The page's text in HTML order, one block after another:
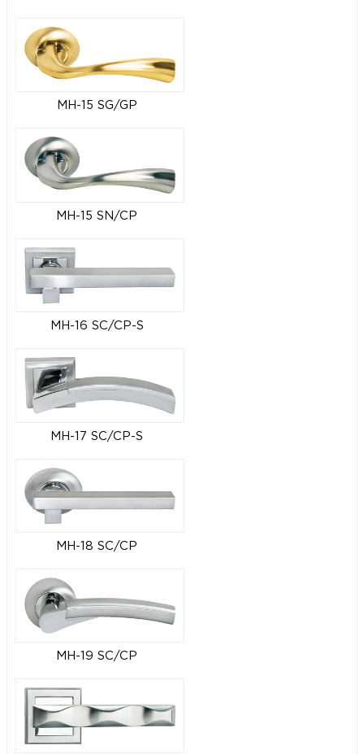
MH-15 SG/GP
MH-15 SN/CP
MH-16 SC/CP-S
MH-17 SC/CP-S
MH-18 SC/CP
MH-19 SC/CP